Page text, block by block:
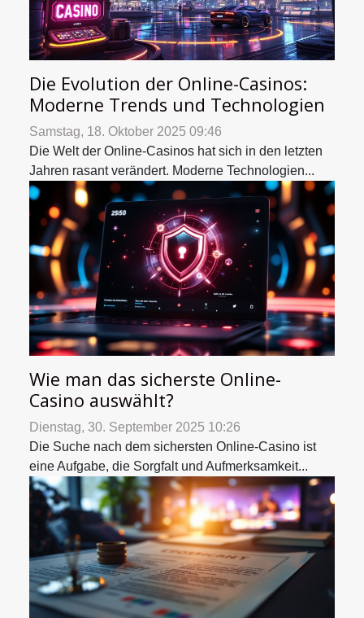
Die Evolution der Online-Casinos:
Moderne Trends und Technologien
Samstag, 18. Oktober 2025 09:46
Die Welt der Online-Casinos hat sich in den letzten
Jahren rasant verändert. Moderne Technologien...
Wie man das sicherste Online-
Casino auswählt?
Dienstag, 30. September 2025 10:26
Die Suche nach dem sichersten Online-Casino ist
eine Aufgabe, die Sorgfalt und Aufmerksamkeit...